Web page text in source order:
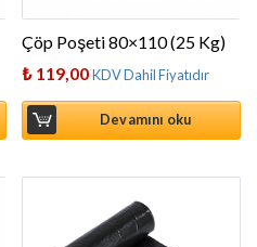
Çöp Poşeti 80×110 (25 Kg)
₺ 119,00KDV Dahil Fiyatıdır
Devamını oku